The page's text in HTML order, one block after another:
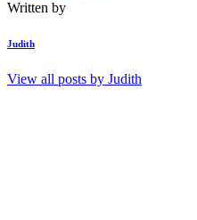
Written by
Judith
View all posts by Judith